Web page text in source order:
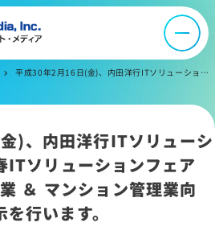
chevron_right 平成30年2月16日(金)、内田洋行ITソリューションズ主催の「新春ITソリューションフェア2018 建設・工事業 ＆ マンション管理業向け」にて講演と展示を行います。
)、内田洋行ITソリューシ
ITソリューションフェア
＆ マンション管理業向
行います。